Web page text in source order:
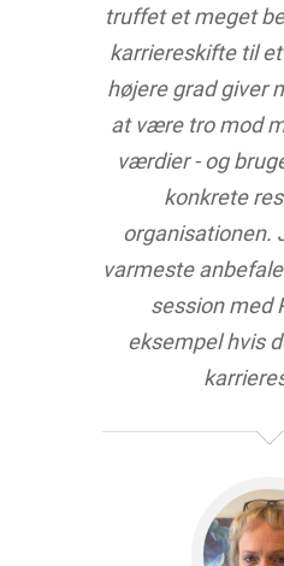
truffet et meget
karriereskifte til
højere grad giver
at være tro mod
værdier - og
konkrete
organisationen.
varmeste
session med
eksempel hvis